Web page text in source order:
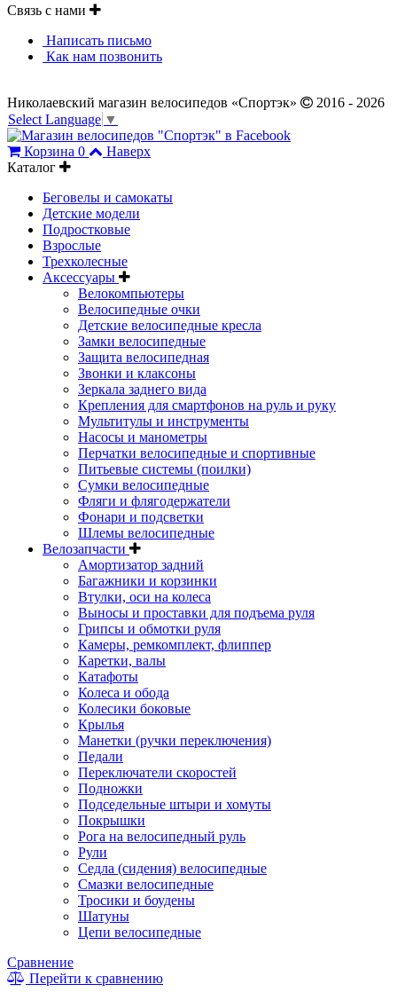
Связь с нами
Написать письмо
Как нам позвонить
Николаевский магазин велосипедов «Спортэк»
2016 - 2026
Select Language ▼
Корзина 0
Наверх
Каталог
Беговелы и самокаты
Детские модели
Подростковые
Взрослые
Трехколесные
Аксессуары
Велокомпьютеры
Велосипедные очки
Детские велосипедные кресла
Замки велосипедные
Защита велосипедная
Звонки и клаксоны
Зеркала заднего вида
Крепления для смартфонов на руль и руку
Мультитулы и инструменты
Насосы и манометры
Перчатки велосипедные и спортивные
Питьевые системы (поилки)
Сумки велосипедные
Фляги и флягодержатели
Фонари и подсветки
Шлемы велосипедные
Велозапчасти
Амортизатор задний
Багажники и корзинки
Втулки, оси на колеса
Выносы и проставки для подъема руля
Грипсы и обмотки руля
Камеры, ремкомплект, флиппер
Каретки, валы
Катафоты
Колеса и обода
Колесики боковые
Крылья
Манетки (ручки переключения)
Педали
Переключатели скоростей
Подножки
Подседельные штыри и хомуты
Покрышки
Рога на велосипедный руль
Рули
Седла (сидения) велосипедные
Смазки велосипедные
Тросики и боудены
Шатуны
Цепи велосипедные
Сравнение
Перейти к сравнению